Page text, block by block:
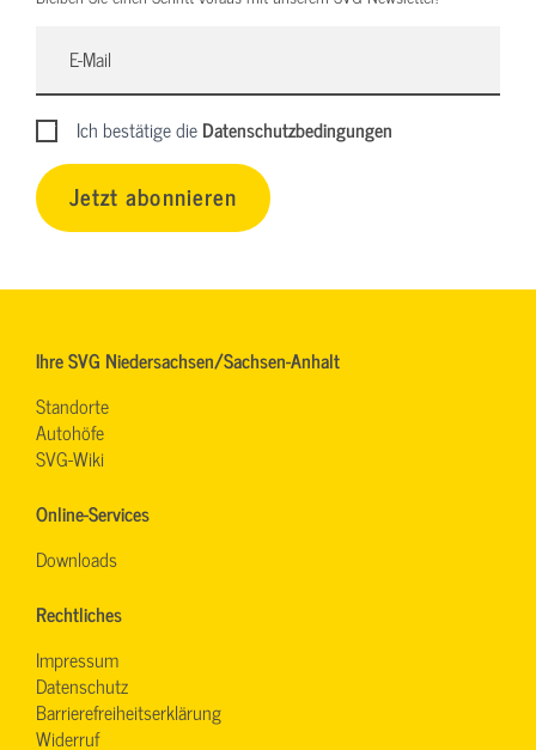
Ich bestätige dieDatenschutzbedingungen
Jetzt abonnieren
Ihre SVG Niedersachsen/Sachsen-Anhalt
Standorte
Autohöfe
SVG-Wiki
Online-Services
Downloads
Rechtliches
Impressum
Datenschutz
Barrierefreiheitserklärung
Widerruf